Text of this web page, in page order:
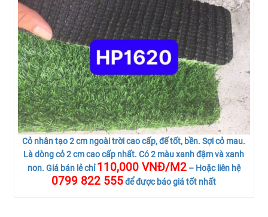
Cỏ nhân tạo 2 cm ngoài trời cao cấp, đế tốt, bền. Sợi cỏ mau.
Là dòng cỏ 2 cm cao cấp nhất. Có 2 màu xanh đậm và xanh
non. Giá bán lẻ chỉ110,000 VNĐ/M2– Hoặc liên hệ
0799 822 555để được báo giá tốt nhất